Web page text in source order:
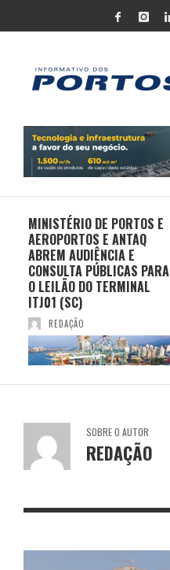
MINISTÉRIO DE PORTOS E
AEROPORTOS E ANTAQ
ABREM AUDIÊNCIA E
CONSULTA PÚBLICAS PARA
O LEILÃO DO TERMINAL
ITJ01 (SC)
REDAÇÃO
SOBRE O AUTOR
REDAÇÃO